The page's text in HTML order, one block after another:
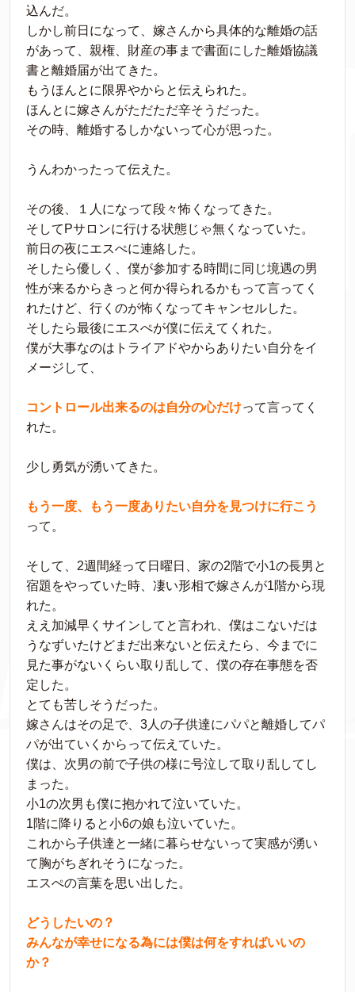
込んだ。
しかし前日になって、嫁さんから具体的な離婚の話
があって、親権、財産の事まで書面にした離婚協議
書と離婚届が出てきた。
もうほんとに限界やからと伝えられた。
ほんとに嫁さんがただただ辛そうだった。
その時、離婚するしかないって心が思った。
うんわかったって伝えた。
その後、１人になって段々怖くなってきた。
そしてPサロンに行ける状態じゃ無くなっていた。
前日の夜にエスぺに連絡した。
そしたら優しく、僕が参加する時間に同じ境遇の男
性が来るからきっと何か得られるかもって言ってく
れたけど、行くのが怖くなってキャンセルした。
そしたら最後にエスぺが僕に伝えてくれた。
僕が大事なのはトライアドやからありたい自分をイ
メージして、
コントロール出来るのは自分の心だけって言ってく
れた。
少し勇気が湧いてきた。
もう一度、もう一度ありたい自分を見つけに行こう
って。
そして、2週間経って日曜日、家の2階で小1の長男と
宿題をやっていた時、凄い形相で嫁さんが1階から現
れた。
ええ加減早くサインしてと言われ、僕はこないだは
うなずいたけどまだ出来ないと伝えたら、今までに
見た事がないくらい取り乱して、僕の存在事態を否
定した。
とても苦しそうだった。
嫁さんはその足で、3人の子供達にパパと離婚してパ
パが出ていくからって伝えていた。
僕は、次男の前で子供の様に号泣して取り乱してし
まった。
小1の次男も僕に抱かれて泣いていた。
1階に降りると小6の娘も泣いていた。
これから子供達と一緒に暮らせないって実感が湧い
て胸がちぎれそうになった。
エスぺの言葉を思い出した。
どうしたいの？
みんなが幸せになる為には僕は何をすればいいの
か？